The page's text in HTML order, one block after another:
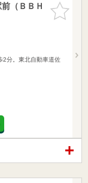
お気に入
りに追加
（ＢＢＨ
2分。東北自動車道佐